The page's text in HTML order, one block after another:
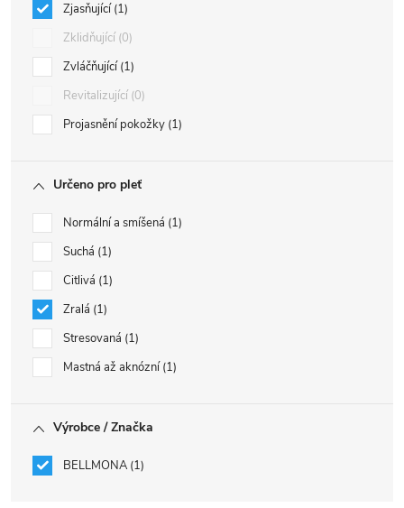
Zjasňující 1
Zklidňující 0
Zvláčňující 1
Revitalizující 0
Projasnění pokožky 1
Určeno pro pleť
Normální a smíšená 1
Suchá 1
Citlivá 1
Zralá 1
Stresovaná 1
Mastná až aknózní 1
Výrobce / Značka
BELLMONA 1